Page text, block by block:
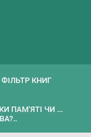
ФІЛЬТР КНИГ
ПАМ'ЯТІ ЧИ ...